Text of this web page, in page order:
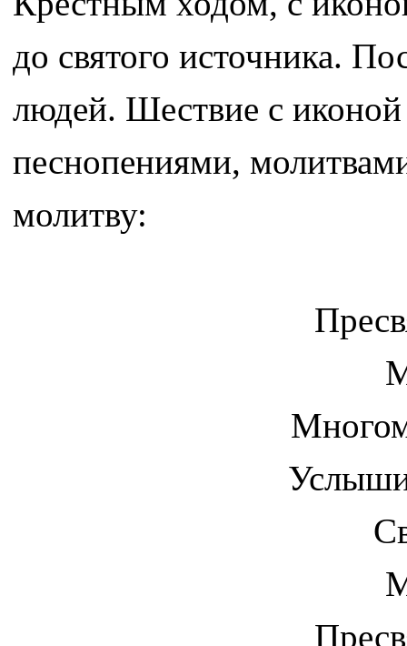
до святого источника.
людей. Шествие с
песнопениями,
молитву: